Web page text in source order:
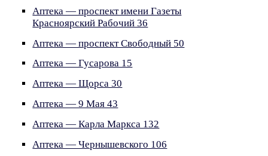
Аптека — проспект имени Газеты
Красноярский Рабочий 36
Аптека — проспект Свободный 50
Аптека — Гусарова 15
Аптека — Щорса 30
Аптека — 9 Мая 43
Аптека — Карла Маркса 132
Аптека — Чернышевского 106